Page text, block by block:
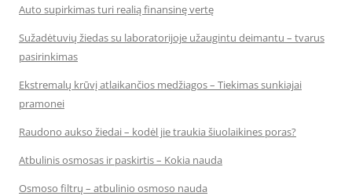
Auto supirkimas turi realią finansinę vertę
Sužadėtuvių žiedas su laboratorijoje užaugintu deimantu – tvarus
pasirinkimas
Ekstremalų krūvį atlaikančios medžiagos – Tiekimas sunkiajai
pramonei
Raudono aukso žiedai – kodėl jie traukia šiuolaikines poras?
Atbulinis osmosas ir paskirtis – Kokia nauda
Osmoso filtrų – atbulinio osmoso nauda